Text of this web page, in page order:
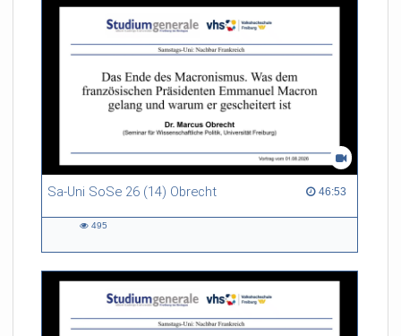
Sa-Uni SoSe 26 (14) Obrecht 46:53
46:53 duration
495